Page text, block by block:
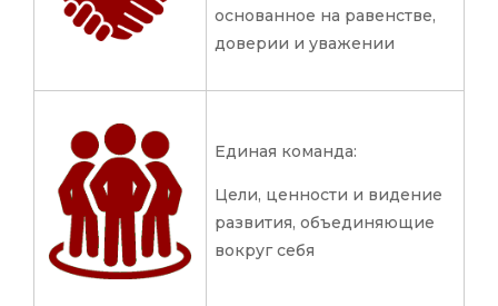
основанное на равенстве,
доверии и уважении
Единая команда:
Цели, ценности и видение
развития, объединяющие
вокруг себя